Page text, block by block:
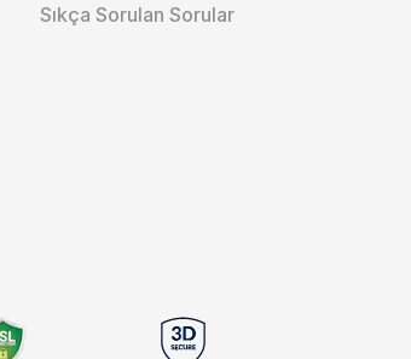
Sıkça Sorulan Sorular